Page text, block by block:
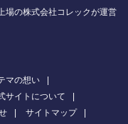
場の株式会社コレックが運営
マの想い
サイトについて
サイトマップ